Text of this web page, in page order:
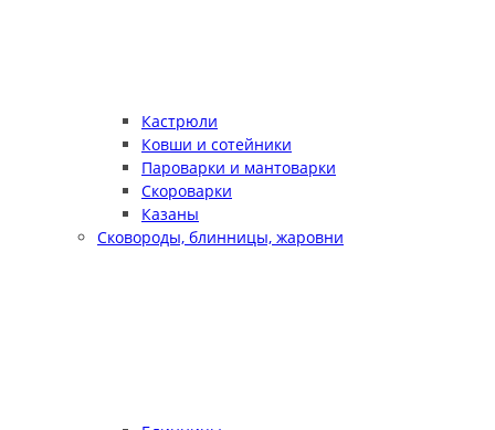
Кастрюли
Ковши и сотейники
Пароварки и мантоварки
Скороварки
Казаны
Сковороды, блинницы, жаровни